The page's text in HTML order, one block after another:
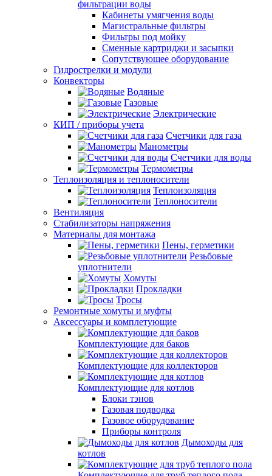
фильтрации воды
Кабинеты умягчения воды
Магистральные фильтры
Фильтры под мойку
Сменные картриджи и засыпки
Сопутствующее оборудование
Гидрострелки и модули
Конвекторы
Водяные
Газовые
Электрические
КИП / приборы учета
Счетчики для газа
Манометры
Счетчики для воды
Термометры
Теплоизоляция и теплоносители
Теплоизоляция
Теплоносители
Вентиляция
Стабилизаторы напряжения
Материалы для монтажа
Пены, герметики
Резьбовые
уплотнители
Хомуты
Прокладки
Тросы
Ремонтные хомуты и муфты
Аксессуары и комплетующие
Комплектующие для баков
Комплектующие для коллекторов
Комплектующие для котлов
Блоки тэнов
Газовая подводка
Газовое оборудование
Приборы контроля
Дымоходы для
котлов